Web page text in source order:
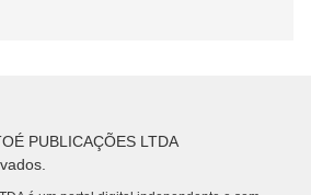
PUBLICAÇÕES LTDA